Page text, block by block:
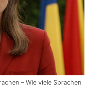
– Wie viele Sprachen